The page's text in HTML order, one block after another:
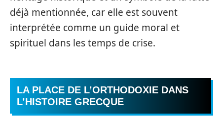
déjà mentionnée, car elle est souvent
interprétée comme un guide moral et
spirituel dans les temps de crise.
LA PLACE DE L’ORTHODOXIE DANS
L’HISTOIRE GRECQUE